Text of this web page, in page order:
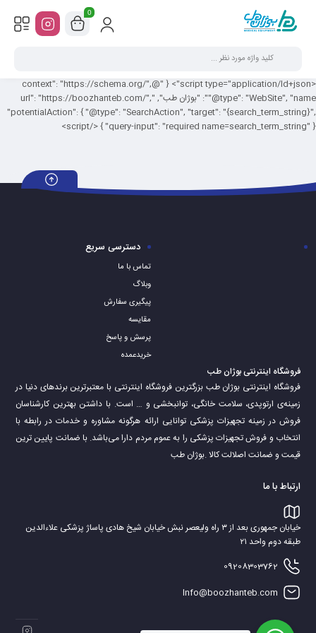
<script type="application/ld+json"> { "@context": "https://schema.org/",
"@type": "WebSite", "name": "بوژان طب", "url": "https://boozhanteb.com/",
"potentialAction": { "@type": "SearchAction", "target": "{search_term_string}",
"query-input": "required name=search_term_string" } } </script>
0
دسترسی سریع
تماس با ما
وبلاگ
پیگیری سفارش
مقایسه
پرسش و پاسخ
خریدعمده
فروشگاه اینترنتی بوژان طب
فروشگاه اینترنتی بوژان طب بزرگترین فروشگاه اینترنتی با معتبرترین برندهای دنیا در
زمینه‌ی ارتوپدی، سلامت خانگی، توانبخشی و … است. با داشتن بهترین کارشناسان
فروش در زمینه تجهیزات پزشکی توانایی ارائه هرگونه مشاوره و خدمات در رابطه با
انتخاب و فروش تجهیزات پزشکی را به عموم مردم دارا می‌‌‌‌باشد. با ضمانت پایین ترین
قیمت و ضمانت اصلالت کالا .بوژان طب
ارتباط با ما
خیابان جمهوری بعد از ۳ راه ولیعصر نبش خیابان شیخ هادی پاساژ پزشکی علاءالدین
طبقه دوم واحد ۲۱
09208303762
Info@boozhanteb.com